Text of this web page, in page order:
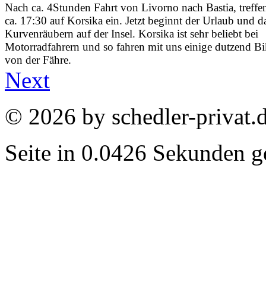
Nach ca. 4Stunden Fahrt von Livorno nach Bastia,
ca. 17:30 auf Korsika ein. Jetzt beginnt der Urlaub und
Kurvenräubern auf der Insel. Korsika ist sehr beliebt bei
Motorradfahrern und so fahren mit uns einige dutzend
von der Fähre.
Next
© 2026 by schedler-
Seite in 0.0426 Sekunden